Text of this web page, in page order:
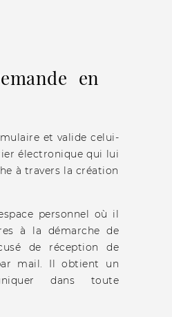
en
et valide celui-
électronique qui lui
à travers la création
personnel où il
à la démarche de
de réception de
mail. Il obtient un
dans toute